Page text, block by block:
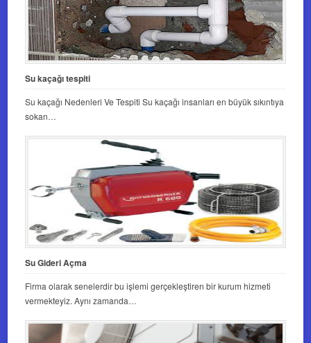
Su kaçağı tespiti
Su kaçağı Nedenleri Ve Tespiti Su kaçağı insanları en büyük sıkıntıya
sokan…
Su Gideri Açma
Firma olarak senelerdir bu işlemi gerçekleştiren bir kurum hizmeti
vermekteyiz. Aynı zamanda…